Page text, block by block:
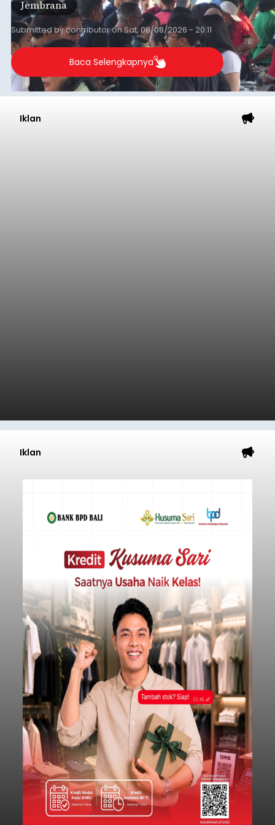
mendapat antusiasme tinggi dan mencatat nilai
transaksi mencapai Rp672.733.200.
Jembrana
Submitted bycontributoronSat, 08/08/2026 - 20:11
Baca Selengkapnya
Iklan
Iklan